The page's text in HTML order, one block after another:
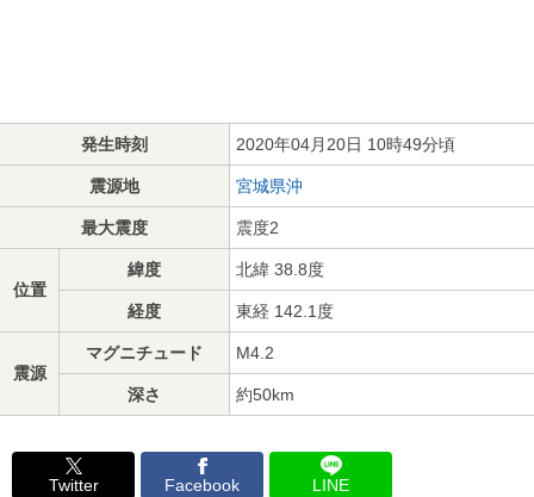
発生時刻 2020年04月20日 10時49分頃
震源地 宮城県沖
最大震度 震度2
位置
緯度 北緯 38.8度
経度 東経 142.1度
震源
マグニチュード M4.2
深さ 約50km
Twitter Facebook LINE